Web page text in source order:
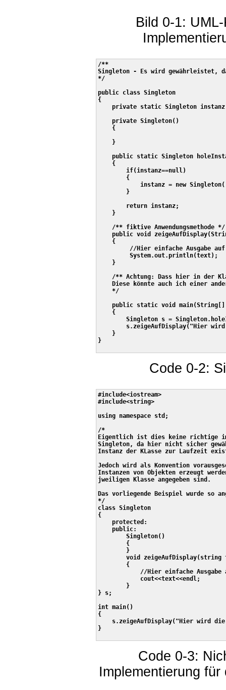
Bild 0-1:
/**
Singleton - Es wird gewährleistet,
*/
public class Singleton
{
private static Singleton
    private Singleton()
    {
    }
public static Singleton
    {
        if(instanz==null)
        {
instanz = new
        }
        return instanz;
    }
    /** fiktive Anwendungsmethode */
public void
    {
//Hier einfache Ausgabe
         System.out.println(text);
    }
/** Achtung: Dass hier in der
Diese könnte auch ich einer
    */
public static void
    {
Singleton s =
s.zeigeAufDisplay("Hier
    }
}
Code 0-2:
#include<iostream>
#include<string>
using namespace std;
/*
Eigentlich ist dies keine richtige
Singleton, da hier nicht sicher
Instanz der KLasse zur Laufzeit
Jedoch wird als Konvention
Instanzen von Objekten erzeugt
jweiligen Klasse angegeben sind.
Das vorliegende Beispiel wurde so
*/
class Singleton
{
    protected:
    public:
        Singleton()
        {
        }
void zeigeAufDisplay(string
        {
//Hier einfache Ausgabe
            cout<<text<<endl;
        }
} s;
int main()
{
s.zeigeAufDisplay("Hier wird
}
Code 0-3:
Implementierung